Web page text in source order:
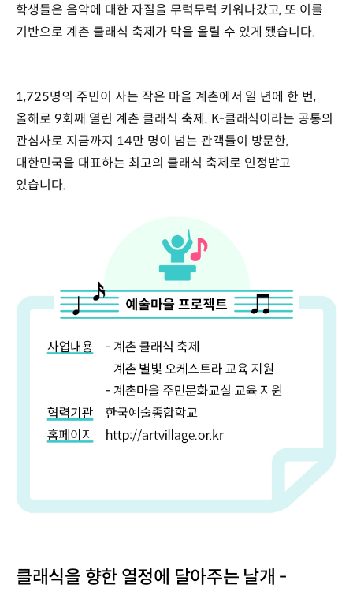
학생들은 음악에 대한 자질을 무럭무럭 키워나갔고, 또 이를
기반으로 계촌 클래식 축제가 막을 올릴 수 있게 됐습니다.
1,725명의 주민이 사는 작은 마을 계촌에서 일 년에 한 번,
올해로 9회째 열린 계촌 클래식 축제. K-클래식이라는 공통의
관심사로 지금까지 14만 명이 넘는 관객들이 방문한,
대한민국을 대표하는 최고의 클래식 축제로 인정받고
있습니다.
클래식을 향한 열정에 달아주는 날개 -